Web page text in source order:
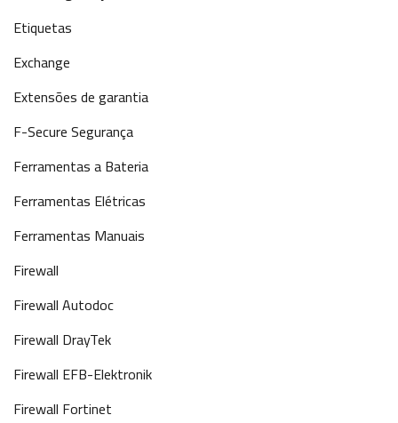
Etiquetas
Exchange
Extensões de garantia
F-Secure Segurança
Ferramentas a Bateria
Ferramentas Elétricas
Ferramentas Manuais
Firewall
Firewall Autodoc
Firewall DrayTek
Firewall EFB-Elektronik
Firewall Fortinet